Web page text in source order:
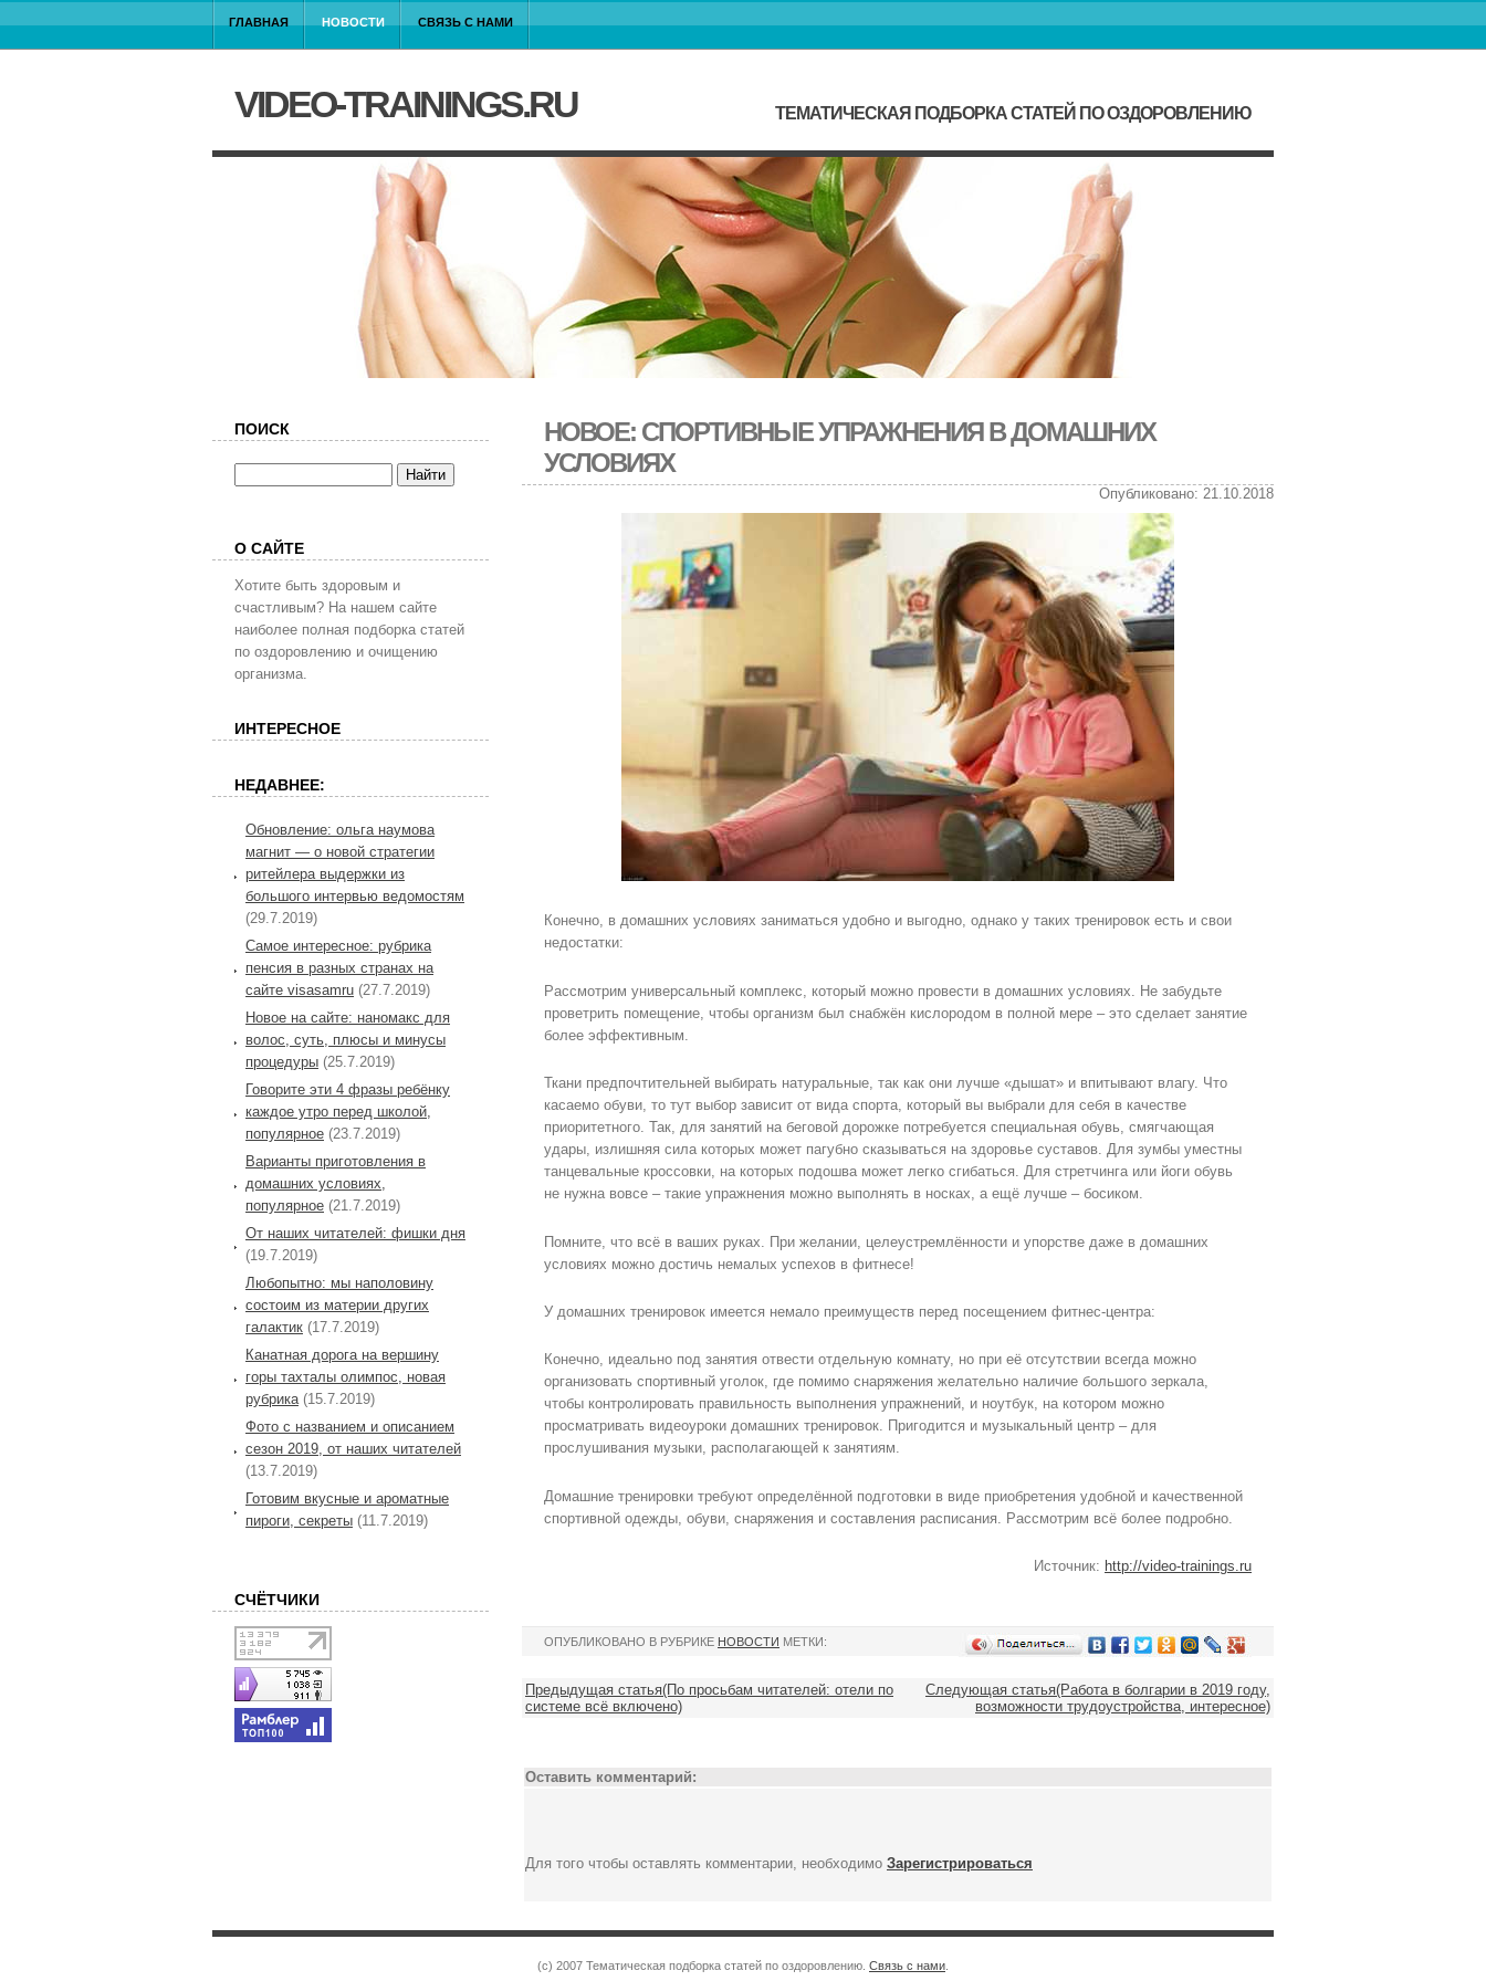
ГЛАВНАЯ НОВОСТИ СВЯЗЬ С НАМИ
VIDEO-TRAININGS.RU ТЕМАТИЧЕСКАЯ ПОДБОРКА СТАТЕЙ ПО ОЗДОРОВЛЕНИЮ
НОВОЕ: СПОРТИВНЫЕ УПРАЖНЕНИЯ В ДОМАШНИХ
УСЛОВИЯХ
Опубликовано: 21.10.2018
Конечно, в домашних условиях заниматься удобно и выгодно, однако у таких тренировок есть и свои
недостатки:
Рассмотрим универсальный комплекс, который можно провести в домашних условиях. Не забудьте
проветрить помещение, чтобы организм был снабжён кислородом в полной мере – это сделает занятие
более эффективным.
Ткани предпочтительней выбирать натуральные, так как они лучше «дышат» и впитывают влагу. Что
касаемо обуви, то тут выбор зависит от вида спорта, который вы выбрали для себя в качестве
приоритетного. Так, для занятий на беговой дорожке потребуется специальная обувь, смягчающая
удары, излишняя сила которых может пагубно сказываться на здоровье суставов. Для зумбы уместны
танцевальные кроссовки, на которых подошва может легко сгибаться. Для стретчинга или йоги обувь
не нужна вовсе – такие упражнения можно выполнять в носках, а ещё лучше – босиком.
Помните, что всё в ваших руках. При желании, целеустремлённости и упорстве даже в домашних
условиях можно достичь немалых успехов в фитнесе!
У домашних тренировок имеется немало преимуществ перед посещением фитнес-центра:
Конечно, идеально под занятия отвести отдельную комнату, но при её отсутствии всегда можно
организовать спортивный уголок, где помимо снаряжения желательно наличие большого зеркала,
чтобы контролировать правильность выполнения упражнений, и ноутбук, на котором можно
просматривать видеоуроки домашних тренировок. Пригодится и музыкальный центр – для
прослушивания музыки, располагающей к занятиям.
Домашние тренировки требуют определённой подготовки в виде приобретения удобной и качественной
спортивной одежды, обуви, снаряжения и составления расписания. Рассмотрим всё более подробно.
Источник: http://video-trainings.ru
ОПУБЛИКОВАНО В РУБРИКЕ НОВОСТИ МЕТКИ:
Предыдущая статья(По просьбам читателей: отели по
системе всё включено)
Следующая статья(Работа в болгарии в 2019 году,
возможности трудоустройства, интересное)
Оставить комментарий:
Для того чтобы оставлять комментарии, необходимо Зарегистрироваться
ПОИСК
О САЙТЕ
Хотите быть здоровым и
счастливым? На нашем сайте
наиболее полная подборка статей
по оздоровлению и очищению
организма.
ИНТЕРЕСНОЕ
НЕДАВНЕЕ:
Обновление: ольга наумова
магнит — о новой стратегии
ритейлера выдержки из
большого интервью ведомостям
(29.7.2019)
Самое интересное: рубрика
пенсия в разных странах на
сайте visasamru (27.7.2019)
Новое на сайте: наномакс для
волос, суть, плюсы и минусы
процедуры (25.7.2019)
Говорите эти 4 фразы ребёнку
каждое утро перед школой,
популярное (23.7.2019)
Варианты приготовления в
домашних условиях,
популярное (21.7.2019)
От наших читателей: фишки дня
(19.7.2019)
Любопытно: мы наполовину
состоим из материи других
галактик (17.7.2019)
Канатная дорога на вершину
горы тахталы олимпос, новая
рубрика (15.7.2019)
Фото с названием и описанием
сезон 2019, от наших читателей
(13.7.2019)
Готовим вкусные и ароматные
пироги, секреты (11.7.2019)
СЧЁТЧИКИ
(c) 2007 Тематическая подборка статей по оздоровлению. Связь с нами